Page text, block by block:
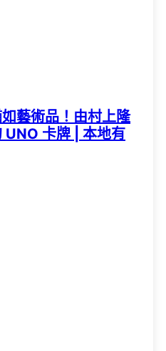
藝術品！由村上隆
UNO 卡牌 | 本地有